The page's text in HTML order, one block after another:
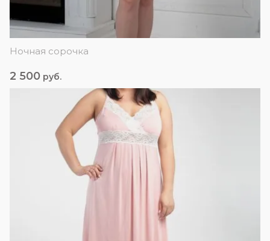
Ночная сорочка
2 500 руб.